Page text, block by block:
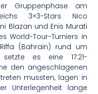
Gruppenphase am
3×3-Stars Nico
Blazan und Enis Murati
World-Tour-Turniers in
(Bahrain) rund um
es eine 17:21-
den angeschlagenen
mussten, lagen in
Unterlegenheit lange